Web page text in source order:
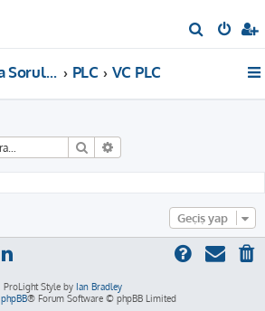
r
Sıkça Sorulan Sorular PLC VC PLC
Ara
Geçiş yap
ProLight Style by Ian Bradley
phpBB® Forum Software © phpBB Limited